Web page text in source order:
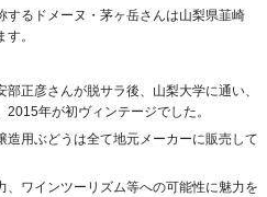
するドメーヌ・茅ヶ岳さんは山梨県韮崎
。
正彦さんが脱サラ後、山梨大学に通い、
年が初ヴィンテージでした。
用ぶどうは全て地元メーカーに販売して
ワインツーリズム等への可能性に魅力を